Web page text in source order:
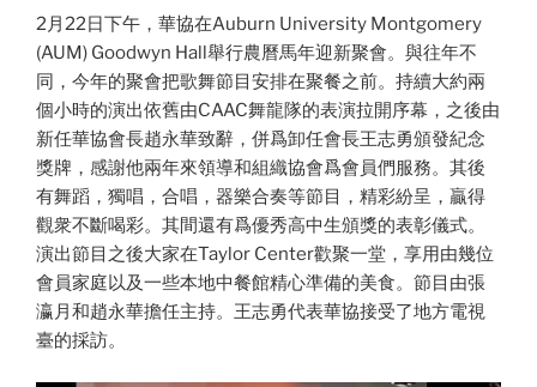
2月22日下午，華協在Auburn University Montgomery
(AUM) Goodwyn Hall舉行農曆馬年迎新聚會。與往年不
同，今年的聚會把歌舞節目安排在聚餐之前。持續大約兩
個小時的演出依舊由CAAC舞龍隊的表演拉開序幕，之後由
新任華協會長趙永華致辭，併爲卸任會長王志勇頒發紀念
獎牌，感謝他兩年來領導和組織協會爲會員們服務。其後
有舞蹈，獨唱，合唱，器樂合奏等節目，精彩紛呈，贏得
觀衆不斷喝彩。其間還有爲優秀高中生頒獎的表彰儀式。
演出節目之後大家在Taylor Center歡聚一堂，享用由幾位
會員家庭以及一些本地中餐館精心準備的美食。節目由張
瀛月和趙永華擔任主持。王志勇代表華協接受了地方電視
臺的採訪。